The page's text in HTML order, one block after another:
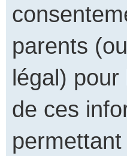
parents
légal) pour
de ces
permettant